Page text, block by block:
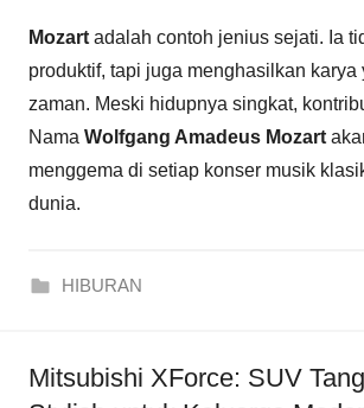
Mozart adalah contoh jenius sejati. Ia
produktif, tapi juga menghasilkan karya
zaman. Meski hidupnya singkat,
Nama Wolfgang Amadeus Mozart
menggema di setiap konser musik
dunia.
HIBURAN
Mitsubishi XForce: SUV